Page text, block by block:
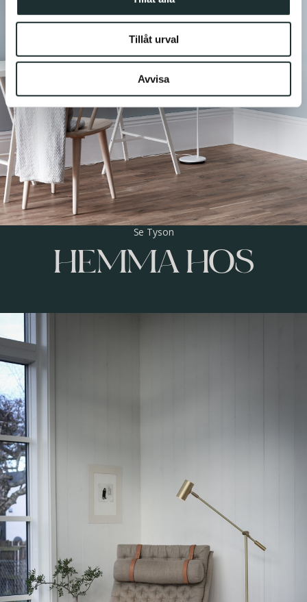
information som du har tillhandahållit eller som de har
samlat in när du har använt deras tjänster.
Tillåt urval
Avvisa
Se Tyson
HEMMA HOS